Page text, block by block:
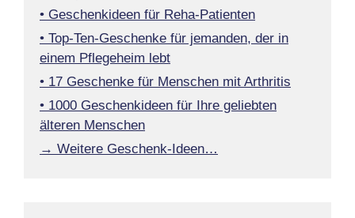
• Geschenkideen für Reha-Patienten
• Top-Ten-Geschenke für jemanden, der in
einem Pflegeheim lebt
• 17 Geschenke für Menschen mit Arthritis
• 1000 Geschenkideen für Ihre geliebten
älteren Menschen
→ Weitere Geschenk-Ideen…